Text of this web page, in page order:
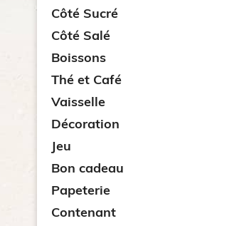
Côté Sucré
Côté Salé
Boissons
Thé et Café
Vaisselle
Décoration
Jeu
Bon cadeau
Papeterie
Contenant